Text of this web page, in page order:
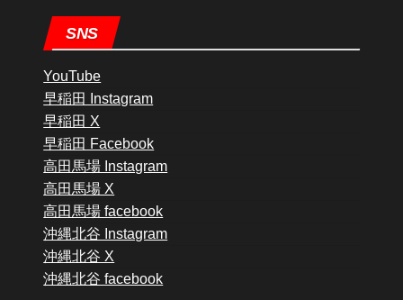
SNS
YouTube
早稲田 Instagram
早稲田 X
早稲田 Facebook
高田馬場 Instagram
高田馬場 X
高田馬場 facebook
沖縄北谷 Instagram
沖縄北谷 X
沖縄北谷 facebook